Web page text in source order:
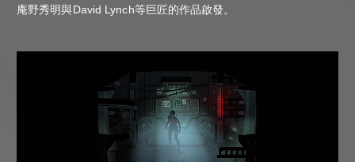
庵野秀明與David Lynch等巨匠的作品啟發。